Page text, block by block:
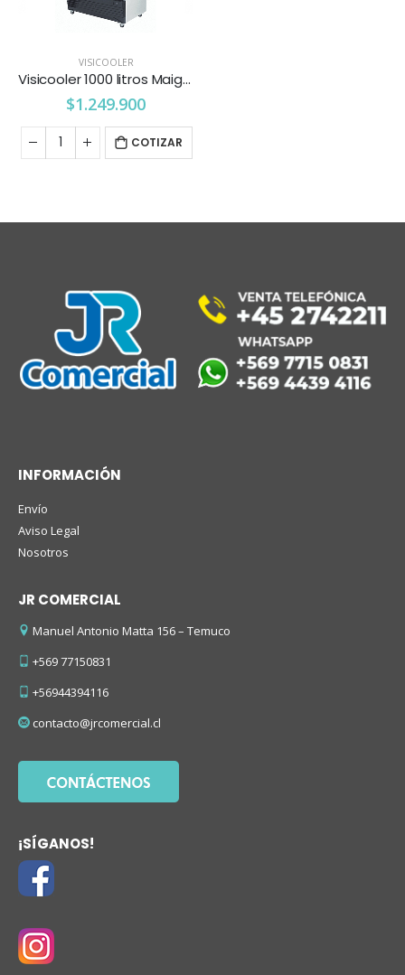
VISICOOLER
Visicooler 1000 litros Maigas
$1.249.900
COTIZAR
INFORMACIÓN
Envío
Aviso Legal
Nosotros
JR COMERCIAL
Manuel Antonio Matta 156 – Temuco
+569 77150831
+56944394116
contacto@jrcomercial.cl
¡SÍGANOS!